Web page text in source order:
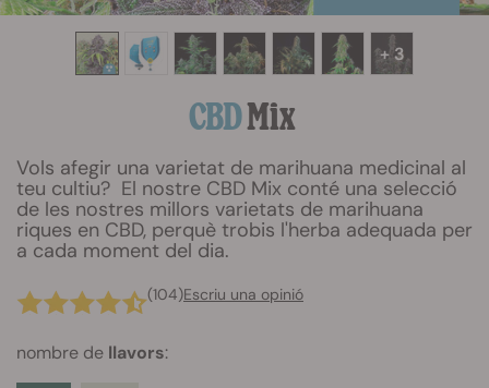
+ 3
CBDMix
Vols afegir una varietat de marihuana medicinal al
teu cultiu? El nostre CBD Mix conté una selecció
de les nostres millors varietats de marihuana
riques en CBD, perquè trobis l'herba adequada per
a cada moment del dia.
(104)Escriu una opinió
nombre de llavors: